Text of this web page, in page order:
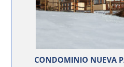
CONDOMINIO NUEVA